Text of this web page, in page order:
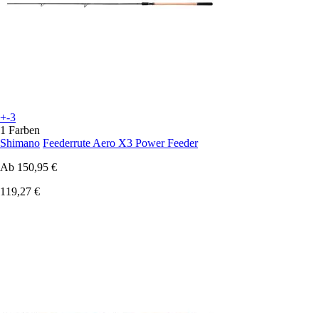
+-3
1 Farben
Shimano Feederrute Aero X3 Power Feeder
Ab 150,95 €
119,27 €